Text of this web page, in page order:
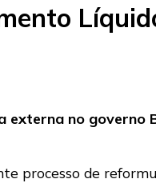
externa no governo
processo de